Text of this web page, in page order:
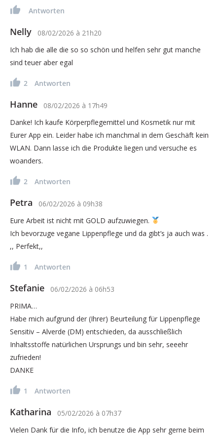
Antworten
Nelly 08/02/2026 à 21h20
Ich hab die alle die so so schön und helfen sehr gut manche
sind teuer aber egal
2 Antworten
Hanne 08/02/2026 à 17h49
Danke! Ich kaufe Körperpflegemittel und Kosmetik nur mit
Eurer App ein. Leider habe ich manchmal in dem Geschäft kein
WLAN. Dann lasse ich die Produkte liegen und versuche es
woanders.
2 Antworten
Petra 06/02/2026 à 09h38
Eure Arbeit ist nicht mit GOLD aufzuwiegen.
Ich bevorzuge vegane Lippenpflege und da gibt’s ja auch was .
,, Perfekt,,
1 Antworten
Stefanie 06/02/2026 à 06h53
PRIMA…
Habe mich aufgrund der (Ihrer) Beurteilung für Lippenpflege
Sensitiv – Alverde (DM) entschieden, da ausschließlich
Inhaltsstoffe natürlichen Ursprungs und bin sehr, seeehr
zufrieden!
DANKE
1 Antworten
Katharina 05/02/2026 à 07h37
Vielen Dank für die Info, ich benutze die App sehr gerne beim